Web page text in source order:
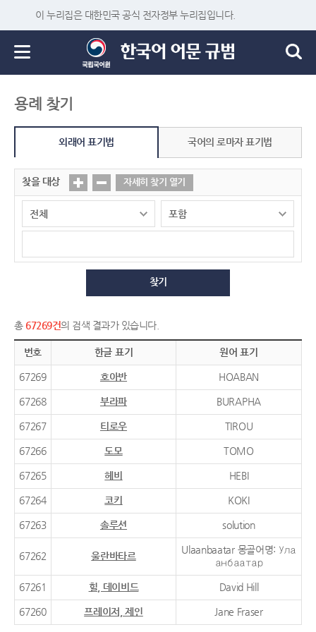
이 누리집은 대한민국 공식 전자정부 누리집입니다.
용례 찾기
외래어 표기법 국어의 로마자 표기법
찾을 대상 자세히 찾기 열기
찾기
총 67269건의 검색 결과가 있습니다.
번호 한글 표기 원어 표기
67269 호아반 HOABAN
67268 부라파 BURAPHA
67267 티로우 TIROU
67266 도모 TOMO
67265 헤비 HEBI
67264 코키 KOKI
67263 솔루션 solution
67262 울란바타르
Ulaanbaatar 몽골어명: Ула
анбаатар
67261 힐, 데이비드 David Hill
67260 프레이저, 제인 Jane Fraser